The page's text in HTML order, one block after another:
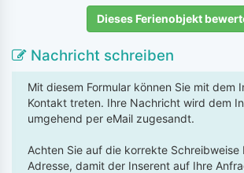
Dieses Ferienobjekt
Nachricht schreiben
Mit diesem Formular können Sie mit dem
Kontakt treten. Ihre Nachricht wird dem
umgehend per eMail zugesandt.
Achten Sie auf die korrekte Schreibweise
Adresse, damit der Inserent auf Ihre